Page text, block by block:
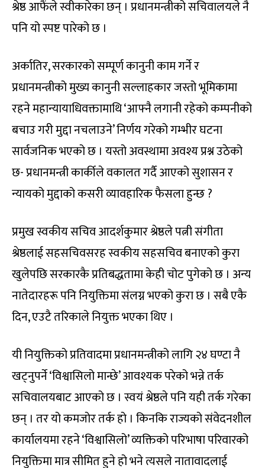
श्रेष्ठ आफैंले स्वीकारेका छन् । प्रधानमन्त्रीको सचिवालयले नै
पनि यो स्पष्ट पारेको छ ।
अर्कातिर, सरकारको सम्पूर्ण कानुनी काम गर्ने र
प्रधानमन्त्रीको मुख्य कानुनी सल्लाहकार जस्तो भूमिकामा
रहने महान्यायाधिवक्तामाथि ‘आफ्नै लगानी रहेको कम्पनीको
बचाउ गरी मुद्दा नचलाउने’ निर्णय गरेको गम्भीर घटना
सार्वजनिक भएको छ । यस्तो अवस्थामा अवश्य प्रश्न उठेको
छ- प्रधानमन्त्री कार्कीले वकालत गर्दै आएको सुशासन र
न्यायको मुद्दाको कसरी व्यावहारिक फैसला हुन्छ ?
प्रमुख स्वकीय सचिव आदर्शकुमार श्रेष्ठले पत्नी संगीता
श्रेष्ठलाई सहसचिवसरह स्वकीय सहसचिव बनाएको कुरा
खुलेपछि सरकारकै प्रतिबद्धतामा केही चोट पुगेको छ । अन्य
नातेदारहरू पनि नियुक्तिमा संलग्न भएको कुरा छ । सबै एकै
दिन, एउटै तरिकाले नियुक्त भएका थिए ।
यी नियुक्तिको प्रतिवादमा प्रधानमन्त्रीको लागि २४ घण्टा नै
खट्नुपर्ने ‘विश्वासिलो मान्छे’ आवश्यक परेको भन्ने तर्क
सचिवालयबाट आएको छ । स्वयं श्रेष्ठले पनि यही तर्क गरेका
छन् । तर यो कमजोर तर्क हो । किनकि राज्यको संवेदनशील
कार्यालयमा रहने ‘विश्वासिलो’ व्यक्तिको परिभाषा परिवारको
नियुक्तिमा मात्र सीमित हुने हो भने त्यसले नातावादलाई